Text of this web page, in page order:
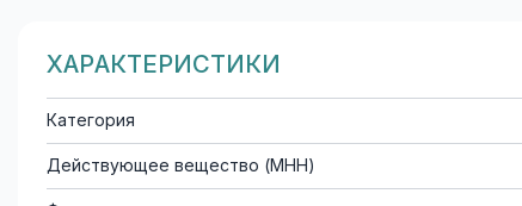
ХАРАКТЕРИСТИКИ
Категория
Действующее вещество (МНН)